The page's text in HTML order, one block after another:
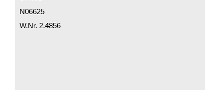
N06625
W.Nr. 2.4856